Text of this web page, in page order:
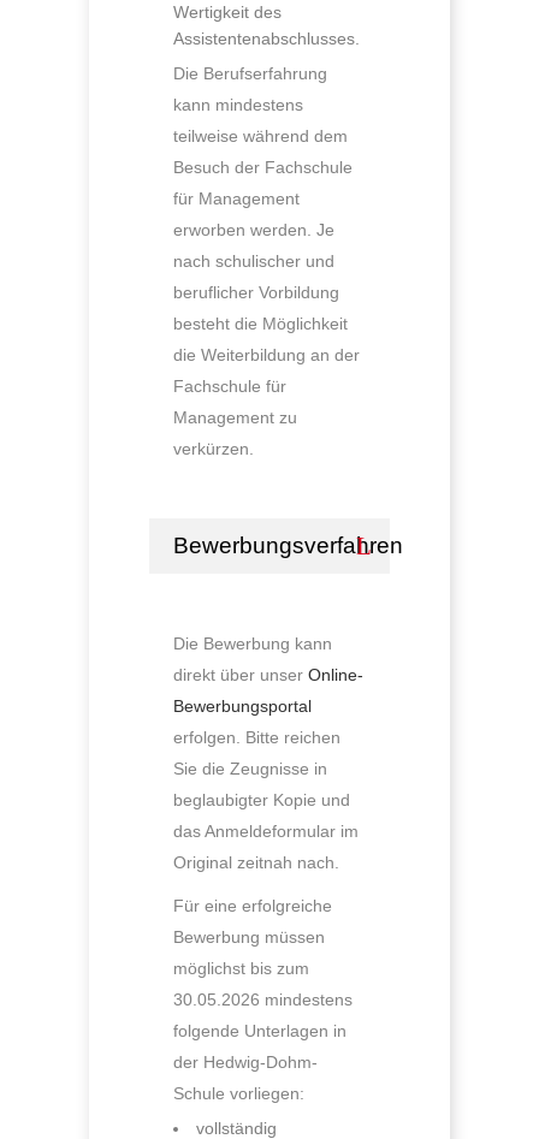
Wertigkeit des
Assistentenabschlusses.
Die Berufserfahrung
kann mindestens
teilweise während dem
Besuch der Fachschule
für Management
erworben werden. Je
nach schulischer und
beruflicher Vorbildung
besteht die Möglichkeit
die Weiterbildung an der
Fachschule für
Management zu
verkürzen.
Bewerbungsverfahren
Die Bewerbung kann
direkt über unser Online-
Bewerbungsportal
erfolgen. Bitte reichen
Sie die Zeugnisse in
beglaubigter Kopie und
das Anmeldeformular im
Original zeitnah nach.
Für eine erfolgreiche
Bewerbung müssen
möglichst bis zum
30.05.2026 mindestens
folgende Unterlagen in
der Hedwig-Dohm-
Schule vorliegen:
vollständig